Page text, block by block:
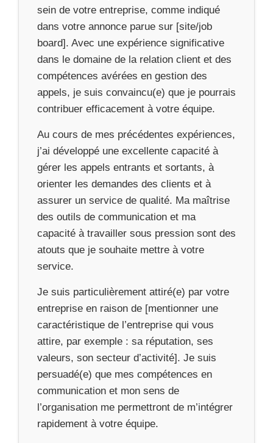
sein de votre entreprise, comme indiqué
dans votre annonce parue sur [site/job
board]. Avec une expérience significative
dans le domaine de la relation client et des
compétences avérées en gestion des
appels, je suis convaincu(e) que je pourrais
contribuer efficacement à votre équipe.
Au cours de mes précédentes expériences,
j’ai développé une excellente capacité à
gérer les appels entrants et sortants, à
orienter les demandes des clients et à
assurer un service de qualité. Ma maîtrise
des outils de communication et ma
capacité à travailler sous pression sont des
atouts que je souhaite mettre à votre
service.
Je suis particulièrement attiré(e) par votre
entreprise en raison de [mentionner une
caractéristique de l’entreprise qui vous
attire, par exemple : sa réputation, ses
valeurs, son secteur d’activité]. Je suis
persuadé(e) que mes compétences en
communication et mon sens de
l’organisation me permettront de m’intégrer
rapidement à votre équipe.